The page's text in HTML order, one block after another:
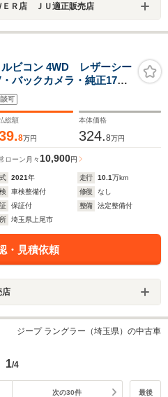
ＥＲ店 ＪＵ適正販売店
ビコン 4WD レザーシー
バックカメラ・純正17イ
フキャリア・LEDヘッド
ランスソナー・アイドリ
ブレコーダー
可
総額
8万円
本体価格
324.8万円
ローン 月々10,900円
2021年 走行 10.1万km
車検整備付 修復
なし
保証付 整備
法定整備付
埼玉県上尾市
・見積依頼
店
ジープ ラングラー（埼玉県）の中古車
1/4
次の30件 最後